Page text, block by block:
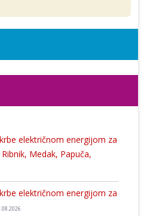
električnom energijom za
Medak, Papuča,
električnom energijom za